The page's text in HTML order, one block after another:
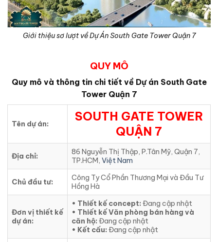
Giới thiệu sơ lượt về Dự Án South Gate Tower Quận 7
QUY MÔ
Quy mô và thông tin chi tiết về Dự án South Gate
Tower Quận 7
Tên dự án:
SOUTH GATE TOWER
QUẬN 7
Địa chỉ:
86 Nguyễn Thị Thập, P.Tân Mỹ, Quận 7,
TP.HCM, Việt Nam
Chủ đầu tư:
Công Ty Cổ Phần Thương Mại và Đầu Tư
Hồng Hà
Đơn vị thiết kế
dự án:
• Thiết kế concept:Đang cập nhật
• Thiết kế Văn phòng bán hàng và
căn hộ:Đang cập nhật
• Kết cấu:Đang cập nhật